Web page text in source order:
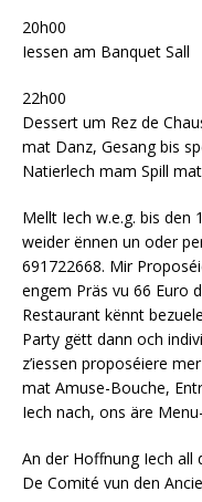
20h00
Iessen am Banquet Sall
22h00
Dessert um Rez de
mat Danz, Gesang bis
Natierlech mam Spill
Mellt Iech w.e.g. bis den
weider ënnen un oder
691722668. Mir
engem Präs vu 66 Euro
Restaurant kënnt
Party gëtt dann och
z’iessen proposéiere
mat Amuse-Bouche,
Iech nach, ons äre
An der Hoffnung Iech all
De Comité vun den